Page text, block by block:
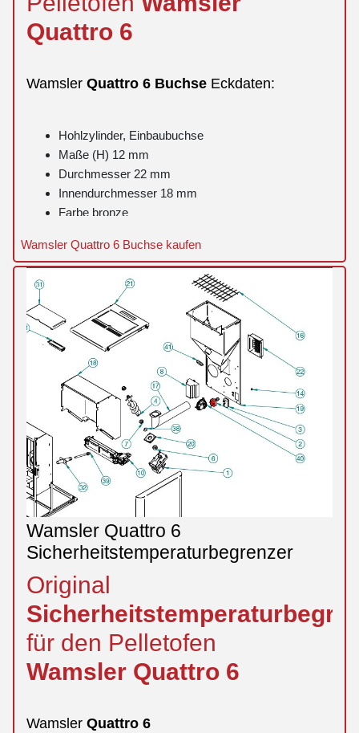
Quattro 6
Wamsler Quattro 6 Buchse Eckdaten:
Hohlzylinder, Einbaubuchse
Maße (H) 12 mm
Durchmesser 22 mm
Innendurchmesser 18 mm
Farbe bronze
Wamsler Quattro 6 Buchse kaufen
Wamsler Quattro 6
Sicherheitstemperaturbegrenzer
Original
für den Pelletofen
Wamsler Quattro 6
Wamsler Quattro 6